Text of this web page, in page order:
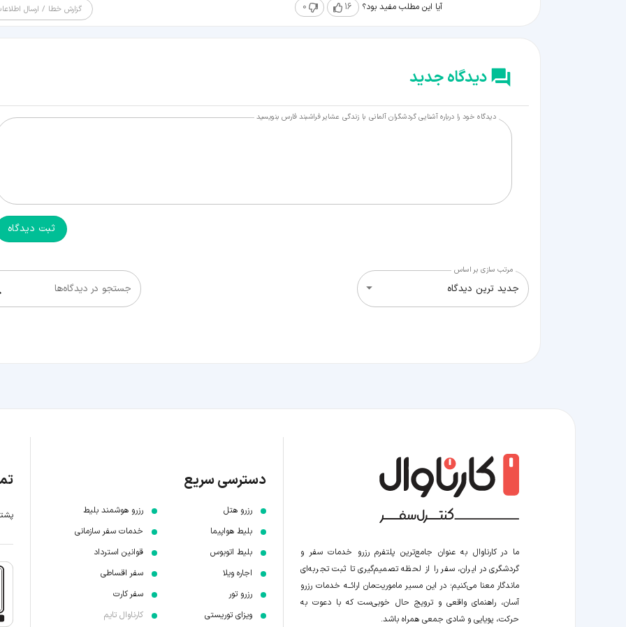
آیا این مطلب مفید بود؟ 16
0 گزارش خطا / ارسال
دیدگاه جدید
دیدگاه خود را درباره آشنایی گردشگران آلمانی با زندگی عشایر فراشبند فارس بنویسید
ثبت دیدگاه
جستجو در دیدگاه‌ها
مرتب سازی بر اساس
جدید ترین دیدگاه
ما در کارناوال به عنوان جامع‌ترین پلتفرم رزرو خدمات سفر و
گردشگری در ایران، سفر را از لحظه‌ تصمیم‌گیری تا ثبت تجربه‌ای
ماندگار معنا می‌کنیم؛ در این مسیر‍ ماموریت‌مان اراﺋــﻪ خدمات رزرو
آسان، راهنمای واقعی و ترویج حال خوبی‌ست که با دعوت به
حرکت، پویایی و شادی جمعی همراه باشد.
دسترسی سریع
رزرو هتل
بلیط هواپیما
بلیط اتوبوس
اجاره ویلا
رزرو تور
ویزای توریستی
رزرو هوشمند بلیط
خدمات سفر سازمانی
قوانین استرداد
سفر اقساطی
سفر کارت
کارناوال تایم
پشتیبانی